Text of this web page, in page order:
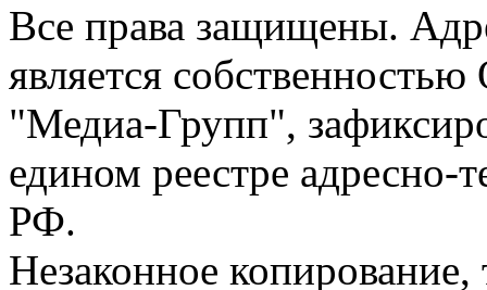
Все права защищены.
является
"Медиа-Групп",
едином реестре адресно-
РФ.
Незаконное